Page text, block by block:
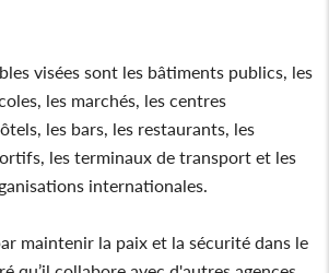
visées sont les bâtiments publics, les
les marchés, les centres
les bars, les restaurants, les
les terminaux de transport et les
internationales.
maintenir la paix et la sécurité dans le